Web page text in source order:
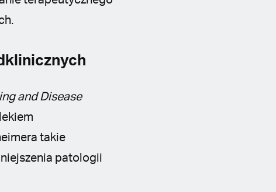
and Disease
takie
patologii